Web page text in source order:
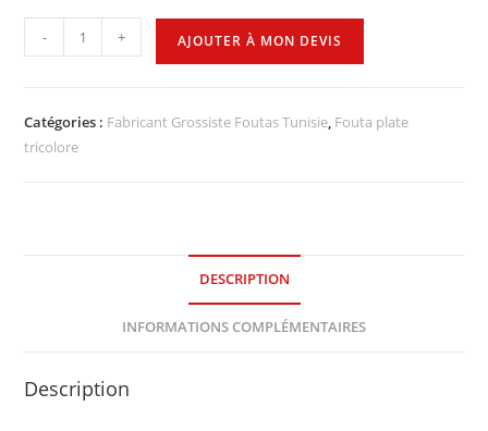
- + AJOUTER À MON DEVIS
Catégories : Fabricant Grossiste Foutas Tunisie, Fouta plate
tricolore
DESCRIPTION
INFORMATIONS COMPLÉMENTAIRES
Description